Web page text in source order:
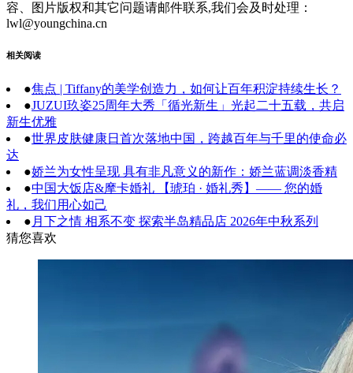
容、图片版权和其它问题请邮件联系,我们会及时处理：
lwl@youngchina.cn
相关阅读
●焦点 | Tiffany的美学创造力，如何让百年积淀持续生长？
●JUZUI玖姿25周年大秀「循光新生」光起二十五载，共启
新生优雅
●世界皮肤健康日首次落地中国，跨越百年与千里的使命必
达
●娇兰为女性呈现 具有非凡意义的新作：娇兰蓝调淡香精
●中国大饭店&摩卡婚礼 【琥珀 · 婚礼秀】—— 您的婚
礼，我们用心如己
● 月下之情 相系不变 探索半岛精品店 2026年中秋系列
猜您喜欢